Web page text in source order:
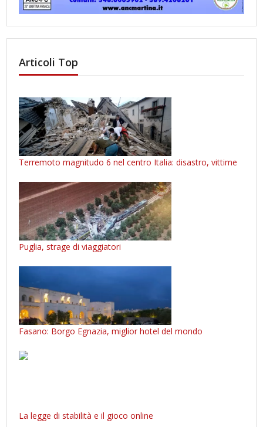
Articoli Top
Terremoto magnitudo 6 nel centro Italia: disastro, vittime
Puglia, strage di viaggiatori
Fasano: Borgo Egnazia, miglior hotel del mondo
La legge di stabilità e il gioco online